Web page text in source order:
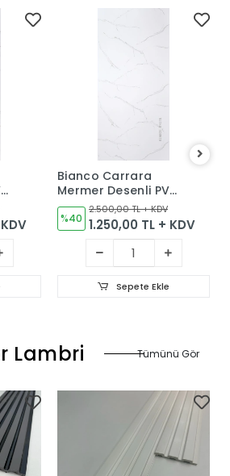
Bianco Carrara
Mermer Desenli PVC
Duvar Paneli
%40
2.500,00 TL + KDV
1.250,00 TL + KDV
Sepete Ekle
Lambri Tümünü Gör